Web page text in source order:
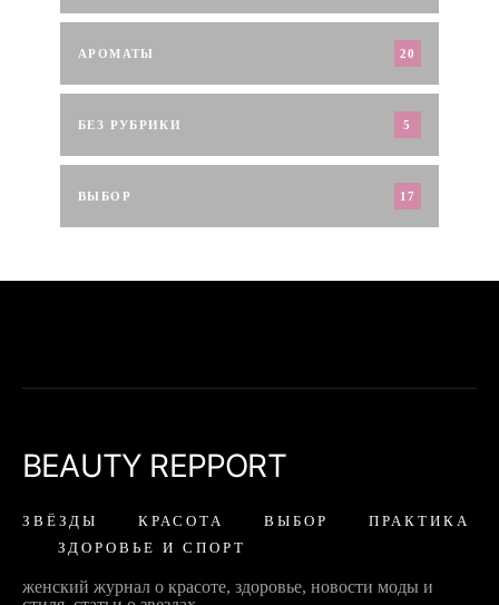
АРОМАТЫ 20
БЕЗ РУБРИКИ 5
ВЫБОР 17
BEAUTY REPPORT
ЗВЁЗДЫ КРАСОТА ВЫБОР
ПРАКТИКА
ЗДОРОВЬЕ И СПОРТ
женский журнал о красоте, здоровье, новости моды и